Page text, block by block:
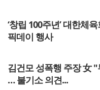
‘창립 100주년’ 대한체
픽데이 행사
김건모 성폭행 주장 女
… 불기소 의견...